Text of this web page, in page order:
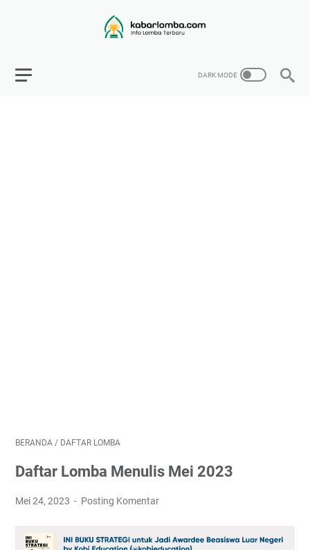
BERANDA / DAFTAR LOMBA
Daftar Lomba Menulis Mei 2023
Mei 24, 2023 Posting Komentar